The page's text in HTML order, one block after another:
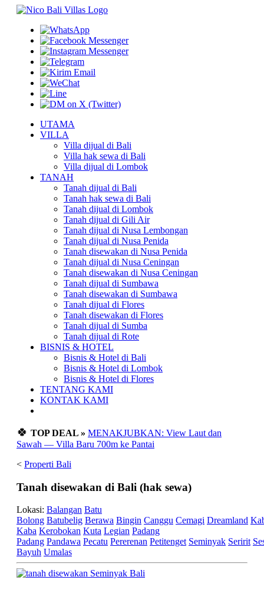
UTAMA
VILLA
Villa dijual di Bali
Villa hak sewa di Bali
Villa dijual di Lombok
TANAH
Tanah dijual di Bali
Tanah hak sewa di Bali
Tanah dijual di Lombok
Tanah dijual di Gili Air
Tanah dijual di Nusa Lembongan
Tanah dijual di Nusa Penida
Tanah disewakan di Nusa Penida
Tanah dijual di Nusa Ceningan
Tanah disewakan di Nusa Ceningan
Tanah dijual di Sumbawa
Tanah disewakan di Sumbawa
Tanah dijual di Flores
Tanah disewakan di Flores
Tanah dijual di Sumba
Tanah dijual di Rote
BISNIS & HOTEL
Bisnis & Hotel di Bali
Bisnis & Hotel di Lombok
Bisnis & Hotel di Flores
TENTANG KAMI
KONTAK KAMI
🍀 TOP DEAL » MENAKJUBKAN: View Laut dan
Sawah — Villa Baru 700m ke Pantai
< Properti Bali
Tanah disewakan di Bali (hak sewa)
Lokasi: Balangan Batu
Bolong Batubelig Berawa Bingin Canggu Cemagi Dreamland
Kaba Kerobokan Kuta Legian Padang
Padang Pandawa Pecatu Pererenan Petitenget Seminyak Seririt
Bayuh Umalas